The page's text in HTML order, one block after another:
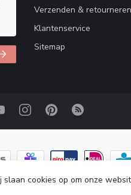
Verzenden & retourneren
Klantenservice
Sitemap
2026 Haakpret
slaan cookies op om onze